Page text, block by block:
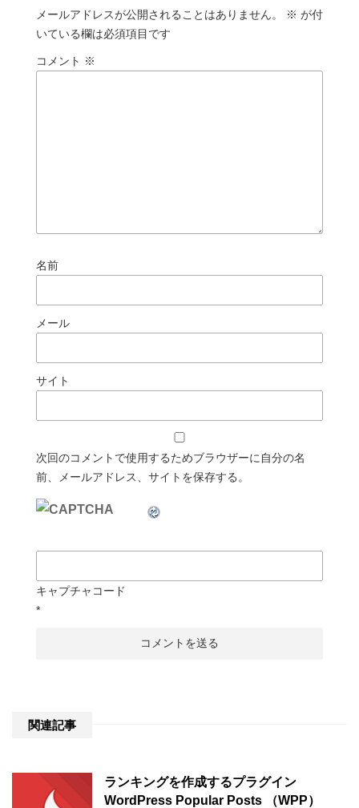
メールアドレスが公開されることはありません。 ※ が付
いている欄は必須項目です
コメント ※
名前
メール
サイト
次回のコメントで使用するためブラウザーに自分の名
前、メールアドレス、サイトを保存する。
キャプチャコード
*
関連記事
ランキングを作成するプラグイン
WordPress Popular Posts （WPP）